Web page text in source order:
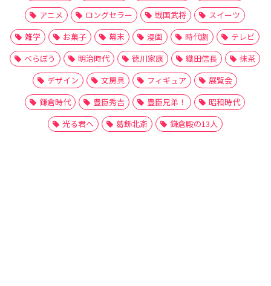
アニメ
ロングセラー 戦国武将
スイーツ
雑学
お菓子 幕末 漫画 時代劇
テレビ
べらぼう
明治時代 徳川家康 織田信長
抹茶
デザイン
文房具 フィギュア
展覧会
鎌倉時代
豊臣秀吉 豊臣兄弟！
昭和時代
光る君へ
葛飾北斎 鎌倉殿の13人